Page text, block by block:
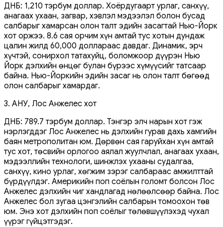
ДНБ: 1,210 тэрбум доллар. Хоёрдугаарт урлаг, санхүү,
анагаах ухаан, загвар, хэвлэл мэдээлэл болон бусад
салбарыг хамарсан олон талт эдийн засагтай Нью-Йорк
хот оржээ. 8.6 сая орчим хүн амтай тус хотын дундаж
цалин жилд 60,000 доллараас давдаг. Динамик, эрч
хүчтэй, сонирхол татахуйц, боломжоор дүүрэн Нью
Йорк дэлхийн өнцөг булан бүрээс хүмүүсийг татсаар
байна. Нью-Йоркийн эдийн засаг нь олон талт бөгөөд
олон салбарыг хамардаг.
3. АНУ, Лос Анжелес хот
ДНБ: 789.7 тэрбум доллар. Тэнгэр элч нарын хот гэж
нэрлэгддэг Лос Анжелес нь дэлхийн гурав дахь хамгийн
баян метрополитан юм. Дөрвөн сая гаруйхан хүн амтай
тус хот, төсвийн орлогоо аялал жуулчлал, анагаах ухаан,
мэдээллийн технологи, шинжлэх ухааны судалгаа,
санхүү, кино урлаг, хөгжим зэрэг салбараас амжилттай
бүрдүүлдэг. Америкийн поп соёлын голомт болсон Лос
Анжелес дэлхийн чиг хандлагад нөлөөлсөөр байна. Лос
Анжелес бол зугаа цэнгэлийн салбарын томоохон төв
юм. Энэ хот дэлхийн поп соёлыг төлөвшүүлэхэд чухал
үүрэг гүйцэтгэдэг.